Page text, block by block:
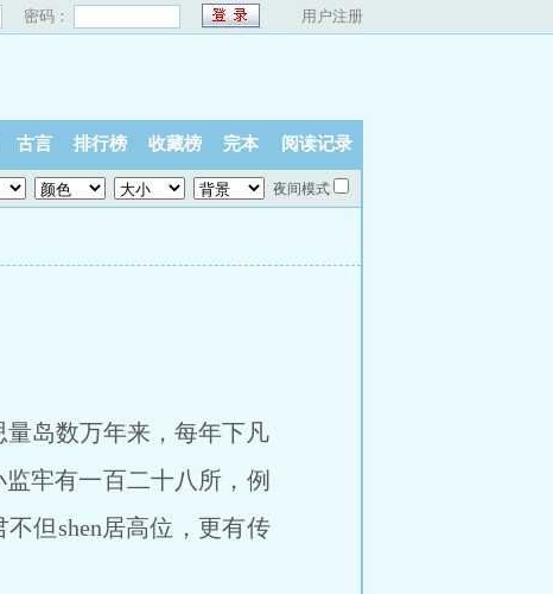
密码： 用户注册
古言 排行榜 收藏榜 完本 阅读记录
夜间模式
岛数万年来，每年下凡
牢有一百二十八所，例
但shen居高位，更有传